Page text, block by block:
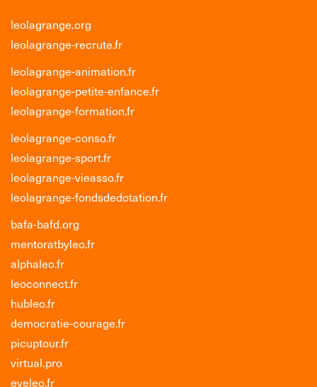
leolagrange.org
leolagrange-recrute.fr
leolagrange-animation.fr
leolagrange-petite-enfance.fr
leolagrange-formation.fr
leolagrange-conso.fr
leolagrange-sport.fr
leolagrange-vieasso.fr
leolagrange-fondsdedotation.fr
bafa-bafd.org
mentoratbyleo.fr
alphaleo.fr
leoconnect.fr
hubleo.fr
democratie-courage.fr
picuptour.fr
virtual.pro
eveleo.fr